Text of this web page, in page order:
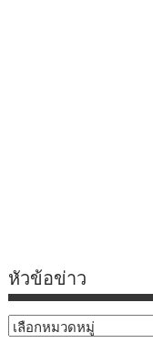
หัวข้อข่าว
หัวข้อ